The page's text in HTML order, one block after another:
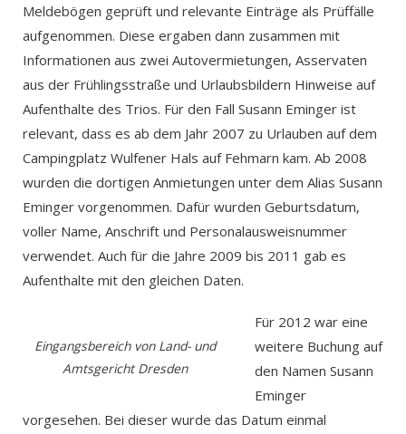
Meldebögen geprüft und relevante Einträge als Prüffälle
aufgenommen. Diese ergaben dann zusammen mit
Informationen aus zwei Autovermietungen, Asservaten
aus der Frühlingsstraße und Urlaubsbildern Hinweise auf
Aufenthalte des Trios. Für den Fall Susann Eminger ist
relevant, dass es ab dem Jahr 2007 zu Urlauben auf dem
Campingplatz Wulfener Hals auf Fehmarn kam. Ab 2008
wurden die dortigen Anmietungen unter dem Alias Susann
Eminger vorgenommen. Dafür wurden Geburtsdatum,
voller Name, Anschrift und Personalausweisnummer
verwendet. Auch für die Jahre 2009 bis 2011 gab es
Aufenthalte mit den gleichen Daten.
Eingangsbereich von Land- und
Amtsgericht Dresden
Für 2012 war eine
weitere Buchung auf
den Namen Susann
Eminger
vorgesehen. Bei dieser wurde das Datum einmal